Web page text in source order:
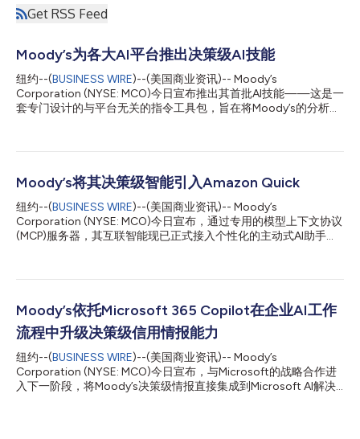
Get RSS Feed
Moody’s为各大AI平台推出决策级AI技能
纽约--(BUSINESS WIRE)--(美国商业资讯)-- Moody’s
Corporation (NYSE: MCO)今日宣布推出其首批AI技能——这是一
套专门设计的与平台无关的指令工具包，旨在将Moody’s的分析框
供，使客户能够通过单一的自然语言请求执行复杂的分析工作流，
Moody’s数字内容与创新主管Cristina Pieretti表示：“Moody’s是首
批基于开放标准提供完整技能库的金融数据提供商之一，而今天的
发布只是一个开始。AI平台正成为金融决策的接口，而下一阶段的
应用将由执行来定义。技能正是我们将Moody’s的专业知识编码到
该执行层的载体。” 技能正成为AI智能体执行专业工作的新兴标
行业执行金融分析的核心流程。 Moody’s的...
Moody’s将其决策级智能引入Amazon Quick
纽约--(BUSINESS WIRE)--(美国商业资讯)-- Moody’s
Corporation (NYSE: MCO)今日宣布，通过专用的模型上下文协议
(MCP)服务器，其互联智能现已正式接入个性化的主动式AI助手
以及Moody’s精心整理的超过6亿家公私实体的精选数据，涵盖企
及新闻情感分析等内容。 Moody’s数字内容与创新负责人Cristina
Pieretti表示：“通过在金融专业人士的各类工作场景中提供决策级
智能，我们致力于帮助客户在智能体AI重塑金融工作流的时代保持
领先。借助Amazon Quick，我们的客户现在可以直接在日常使用
的智能体AI工作空间中连接Moody’s的互联智能，在各类决策场景
中调取关于实体、风险敞口和风险的可靠且可解释的数据。” MCP
集成帮助Amazon Quick用户将其AI驱动的研究、分析和自动化建
Moody’s依托Microsoft 365 Copilot在企业AI工作
流程中升级决策级信用情报能力
纽约--(BUSINESS WIRE)--(美国商业资讯)-- Moody’s
Corporation (NYSE: MCO)今日宣布，与Microsoft的战略合作进
入下一阶段，将Moody’s决策级情报直接集成到Microsoft AI解决